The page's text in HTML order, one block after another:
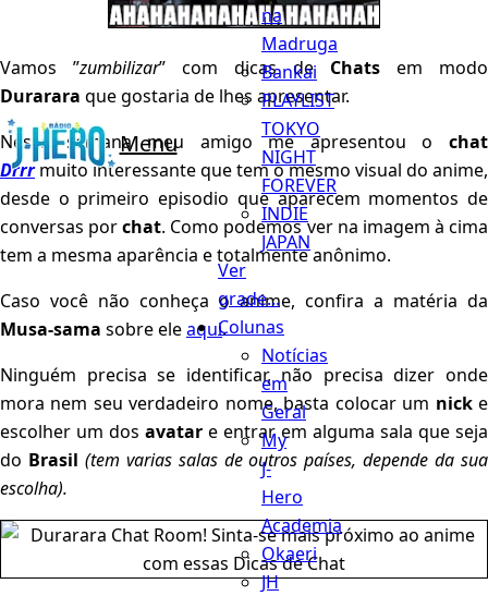
Menu
na
Madruga
Bankai
PLAYLIST
TOKYO
NIGHT
FOREVER
INDIE
JAPAN
Ver
grade...
Colunas
Notícias
em
Geral
My
J-
Hero
Academia
Okaeri
JH
Vamos ”zumbilizar” com dicas de Chats em modo
Durarara que gostaria de lhes apresentar.
Nessa semana meu amigo me apresentou o chat
Drrr muito interessante que tem o mesmo visual do anime,
desde o primeiro episodio que aparecem momentos de
conversas porchat. Como podemos ver na imagem à cima
tem a mesma aparência e totalmente anônimo.
Caso você não conheça o anime, confira a matéria da
Musa-sama sobre eleaqui.
Ninguém precisa se identificar, não precisa dizer onde
mora nem seu verdadeiro nome, basta colocar um nicke
escolher um dos avatar e entrar em alguma sala que seja
do Brasil (tem varias salas de outros países, depende da sua
escolha).